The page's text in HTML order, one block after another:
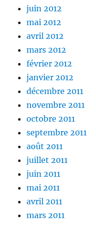
juin 2012
mai 2012
avril 2012
mars 2012
février 2012
janvier 2012
décembre 2011
novembre 2011
octobre 2011
septembre 2011
août 2011
juillet 2011
juin 2011
mai 2011
avril 2011
mars 2011